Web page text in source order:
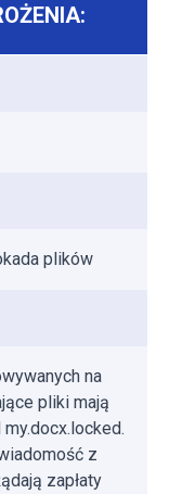
plików
na
pliki mają
z
zapłaty